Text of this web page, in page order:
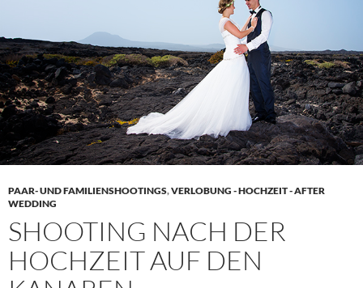
PAAR- UND FAMILIENSHOOTINGS,VERLOBUNG - HOCHZEIT - AFTER
WEDDING
SHOOTING NACH DER
HOCHZEIT AUF DEN